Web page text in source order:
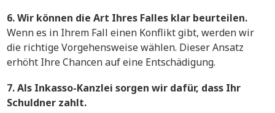
6. Wir können die Art Ihres Falles klar beurteilen.
Wenn es in Ihrem Fall einen Konflikt gibt, werden wir
die richtige Vorgehensweise wählen. Dieser Ansatz
erhöht Ihre Chancen auf eine Entschädigung.
7. Als Inkasso-Kanzlei sorgen wir dafür, dass Ihr
Schuldner zahlt.